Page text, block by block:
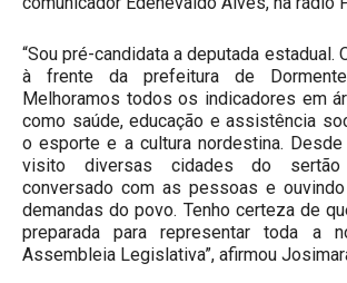
“Sou pré-candidata a deputada estadual.
à frente da prefeitura de
Melhoramos todos os indicadores em
como saúde, educação e assistência
o esporte e a cultura nordestina.
visito diversas cidades do sertão
conversado com as pessoas e
demandas do povo. Tenho certeza de
preparada para representar toda a
Assembleia Legislativa”, afirmou